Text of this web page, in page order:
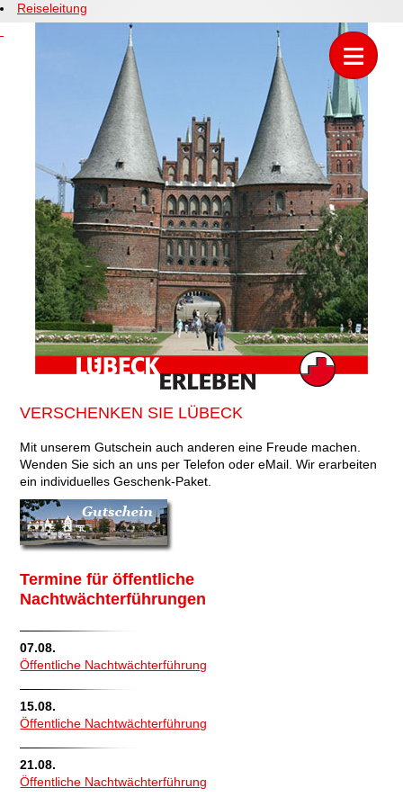
Reiseleitung
VERSCHENKEN SIE LÜBECK
Mit unserem Gutschein auch anderen eine Freude machen.
Wenden Sie sich an uns per Telefon oder eMail. Wir erarbeiten
ein individuelles Geschenk-Paket.
Termine für öffentliche
Nachtwächterführungen
07.08.
Öffentliche Nachtwächterführung
15.08.
Öffentliche Nachtwächterführung
21.08.
Öffentliche Nachtwächterführung